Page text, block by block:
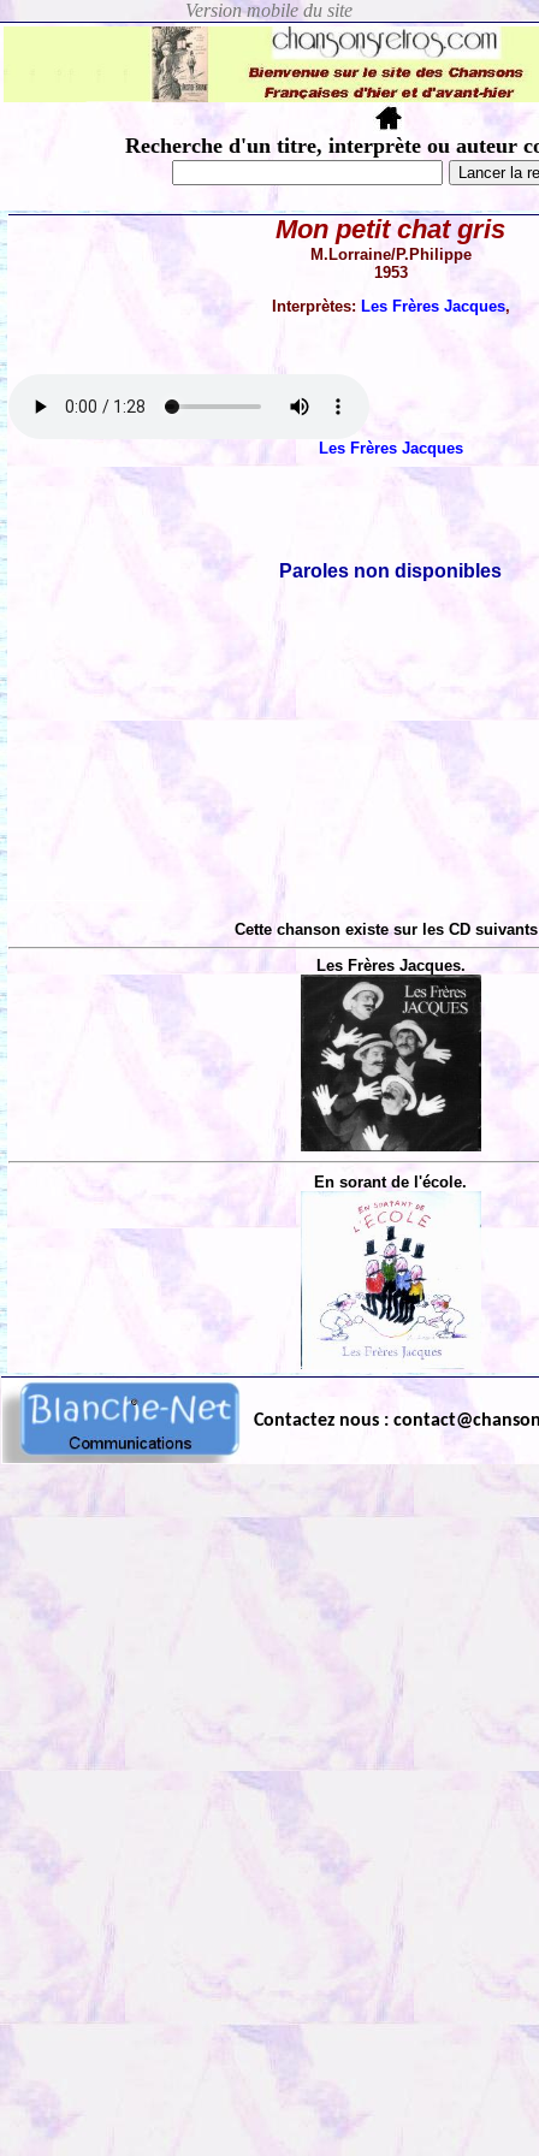
Recherche d'un titre, interprète ou auteur
Mon petit chat gris
M.Lorraine/P.Philippe
1953
Interprètes: Les Frères Jacques,
Les Frères Jacques
Paroles non disponibles
Cette chanson existe sur les CD
Les Frères Jacques.
En sorant de l'école.
Contactez nous :